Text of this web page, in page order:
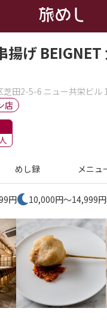
揚げ
芝田2-5-6 ニュー共栄ビル
店
めし録 メニュ
円
10,000円～14,999円